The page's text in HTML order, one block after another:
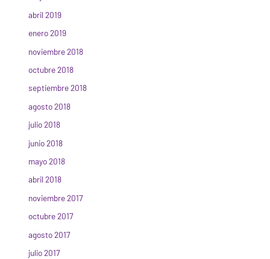
abril 2019
enero 2019
noviembre 2018
octubre 2018
septiembre 2018
agosto 2018
julio 2018
junio 2018
mayo 2018
abril 2018
noviembre 2017
octubre 2017
agosto 2017
julio 2017